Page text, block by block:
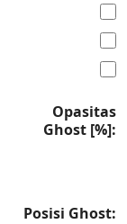
Opasitas
Ghost [%]
Posisi Ghost